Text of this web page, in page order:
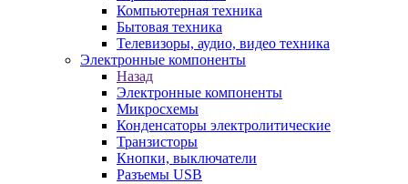
Компьютерная техника
Бытовая техника
Телевизоры, аудио, видео техника
Электронные компоненты
Назад
Электронные компоненты
Микросхемы
Конденсаторы электролитические
Транзисторы
Кнопки, выключатели
Разъемы USB